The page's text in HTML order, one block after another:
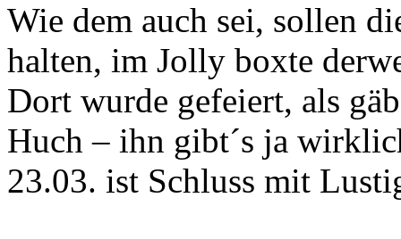
Wie dem auch sei, sollen
halten, im Jolly boxte
Dort wurde gefeiert, als
Huch – ihn gibt´s ja
23.03. ist Schluss mit